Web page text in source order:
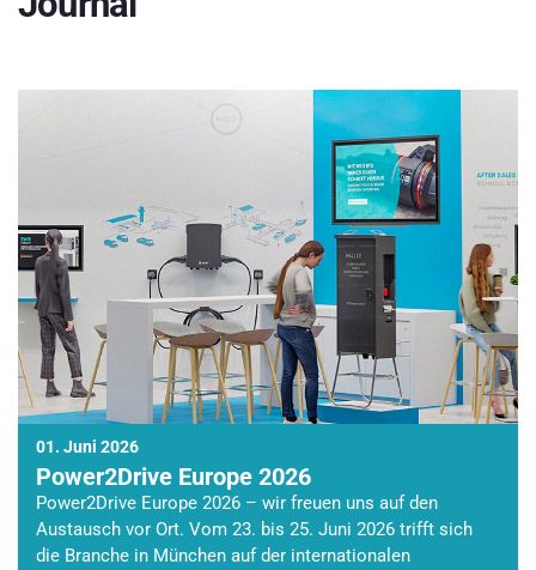
01. Juni 2026
Power2Drive Europe 2026
Power2Drive Europe 2026 – wir freuen uns auf den
Austausch vor Ort. Vom 23. bis 25. Juni 2026 trifft sich
die Branche in München auf der internationalen